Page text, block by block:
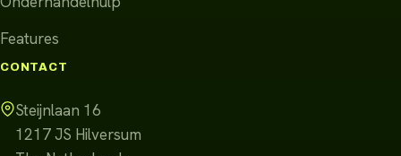
Features
CONTACT
Steijnlaan 16
1217 JS Hilversum